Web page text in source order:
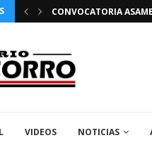
CONVOCATORIA
VIDEOS NOTICIAS